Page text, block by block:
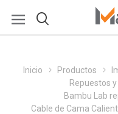
Inicio Productos
Repuestos
Bambu Lab
Cable de Cama